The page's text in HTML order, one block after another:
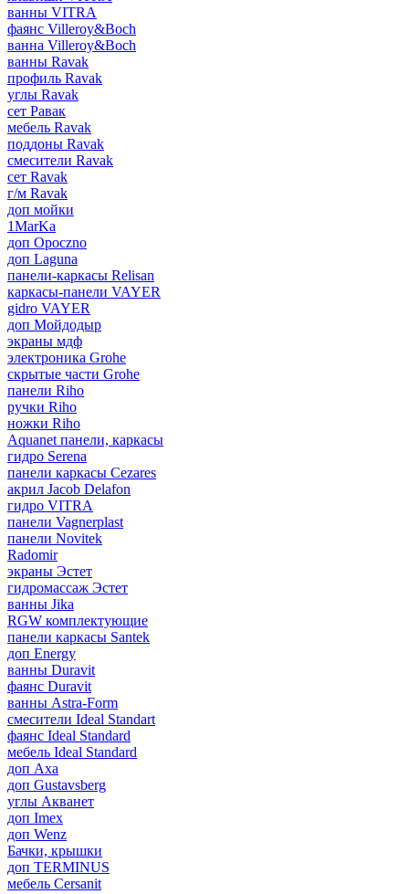
ванны VITRA
фаянс Villeroy&Boch
ванна Villeroy&Boch
ванны Ravak
профиль Ravak
углы Ravak
сет Равак
мебель Ravak
поддоны Ravak
смесители Ravak
сет Ravak
г/м Ravak
доп мойки
1MarKa
доп Opoczno
доп Laguna
панели-каркасы Relisan
каркасы-панели VAYER
gidro VAYER
доп Мойдодыр
экраны мдф
электроника Grohe
скрытые части Grohe
панели Riho
ручки Riho
ножки Riho
Aquanet панели, каркасы
гидро Serena
панели каркасы Cezares
акрил Jacob Delafon
гидро VITRA
панели Vagnerplast
панели Novitek
Radomir
экраны Эстет
гидромассаж Эстет
ванны Jika
RGW комплектующие
панели каркасы Santek
доп Energy
ванны Duravit
фаянс Duravit
ванны Astra-Form
смесители Ideal Standart
фаянс Ideal Standard
мебель Ideal Standard
доп Axa
доп Gustavsberg
углы Акванет
доп Imex
доп Wenz
Бачки, крышки
доп TERMINUS
мебель Cersanit